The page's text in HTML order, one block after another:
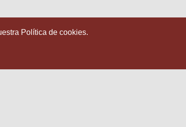
Política de cookies.